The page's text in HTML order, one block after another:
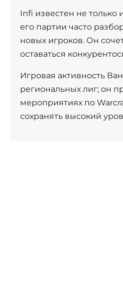
Infi известен не
его партии часто
новых игроков. Он
оставаться
Игровая активность
региональных лиг; он
мероприятиях по
сохранять высокий